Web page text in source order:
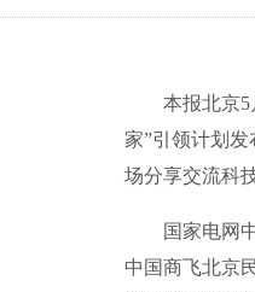
本报北京5月
家”引领计划
场分享交流科
国家电网中
中国商飞北京